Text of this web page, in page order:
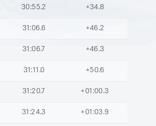
30:55.2 +34.8
31:06.6 +46.2
31:06.7 +46.3
31:11.0 +50.6
31:20.7 +01:00.3
31:24.3 +01:03.9